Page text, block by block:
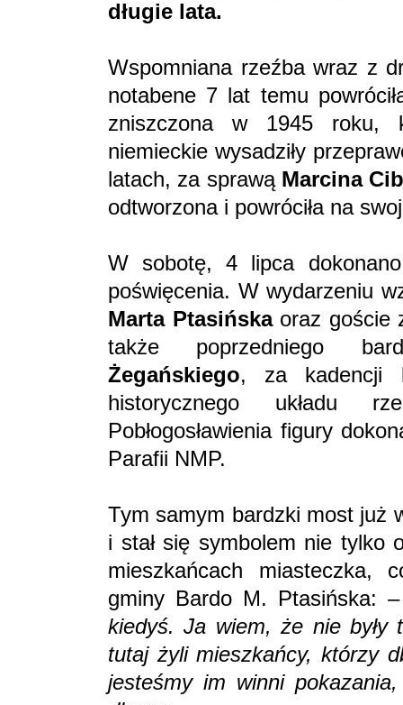
długie lata.
Wspomniana rzeźba wraz z
notabene 7 lat temu
zniszczona w 1945 roku,
niemieckie wysadziły
latach, za sprawąMarcina
odtworzona i powróciła na
W sobotę, 4 lipca
poświęcenia. W wydarzeniu
Marta Ptasińska oraz goście
także poprzedniego
Żegańskiego, za kadencji
historycznego układu
Pobłogosławienia figury
Parafii NMP.
Tym samym bardzki most już
i stał się symbolem nie tylko
mieszkańcach miasteczka,
gminy Bardo M. Ptasińska: –
kiedyś. Ja wiem, że nie były
tutaj żyli mieszkańcy, którzy
jesteśmy im winni